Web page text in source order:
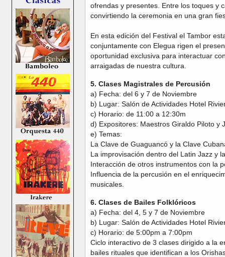
ofrendas y presentes. Entre los toques y
convirtiendo la ceremonia en una gran
En esta edición del Festival el Tambor
conjuntamente con Elegua rigen el
oportunidad exclusiva para interactuar
arraigadas de nuestra cultura.
5. Clases Magistrales de Percusión
a) Fecha: del 6 y 7 de Noviembre
b) Lugar: Salón de Actividades Hotel
c) Horario: de 11:00 a 12:30m
d) Expositores: Maestros Giraldo Piloto y
e) Temas:
La Clave de Guaguancó y la Clave
La improvisación dentro del Latin Jazz y
Interacción de otros instrumentos con la
Influencia de la percusión en el
musicales.
6. Clases de Bailes Folklóricos
a) Fecha: del 4, 5 y 7 de Noviembre
b) Lugar: Salón de Actividades Hotel
c) Horario: de 5:00pm a 7:00pm
Ciclo interactivo de 3 clases dirigido a la
bailes rituales que identifican a los